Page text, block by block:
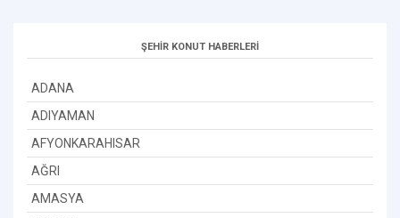
ŞEHİR KONUT HABERLERİ
ADANA
ADIYAMAN
AFYONKARAHISAR
AĞRI
AMASYA